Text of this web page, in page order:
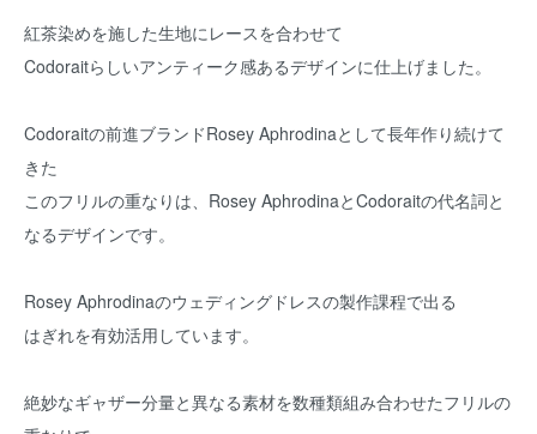
紅茶染めを施した生地にレースを合わせて
Codoraitらしいアンティーク感あるデザインに仕上げました。
Codoraitの前進ブランドRosey Aphrodinaとして長年作り続けて
きた
このフリルの重なりは、Rosey AphrodinaとCodoraitの代名詞と
なるデザインです。
Rosey Aphrodinaのウェディングドレスの製作課程で出る
はぎれを有効活用しています。
絶妙なギャザー分量と異なる素材を数種類組み合わせたフリルの